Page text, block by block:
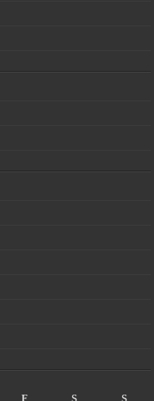
F S S